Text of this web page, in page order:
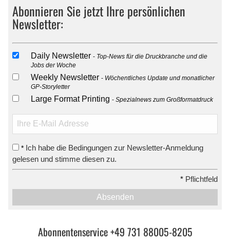
Abonnieren Sie jetzt Ihre persönlichen
Newsletter:
Daily Newsletter
Top-News für die Druckbranche und die
Jobs der Woche
Weekly Newsletter
Wöchentliches Update und monatlicher
GP-Storyletter
Large Format Printing Spezialnews zum Großformatdruck
* Ich habe die Bedingungen zur Newsletter-Anmeldung
gelesen und stimme diesen zu.
* Pflichtfeld
Absenden
Abonnentenservice +49 731 88005-8205